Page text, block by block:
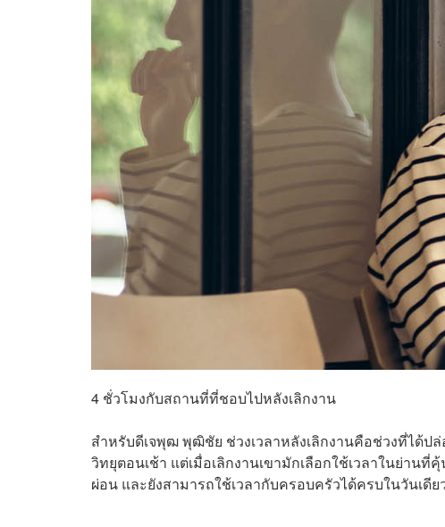
4 ชั่วโมงกับสถานที่ที่ชอบไปหลังเลิกงาน
สำหรับดีเจพุฒ พุฒิชัย ช่วงเวลาหลังเลิกงานคือช่วงที่ได้ป
วิทยุตอนเช้า แต่เมื่อเลิกงานเขามักเลือกใช้เวลาในย่าน
ผ่อน และยังสามารถใช้เวลากับครอบครัวได้ครบในวันเดีย